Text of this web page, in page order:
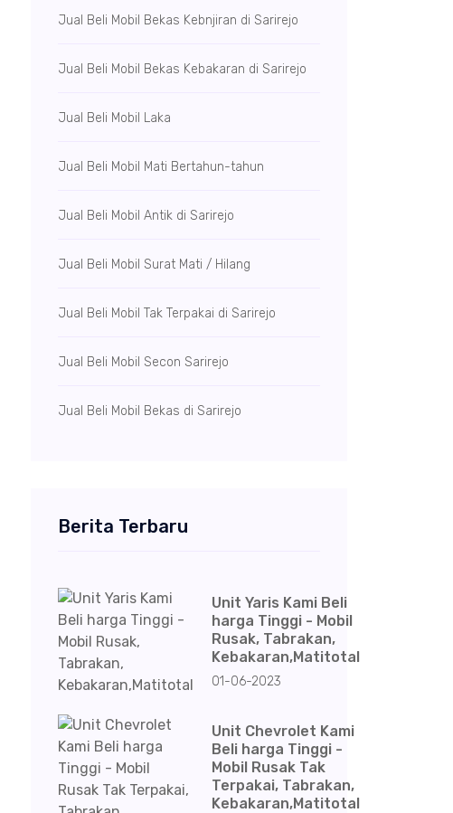
Jual Beli Mobil Bekas Kebnjiran di Sarirejo
Jual Beli Mobil Bekas Kebakaran di Sarirejo
Jual Beli Mobil Laka
Jual Beli Mobil Mati Bertahun-tahun
Jual Beli Mobil Antik di Sarirejo
Jual Beli Mobil Surat Mati / Hilang
Jual Beli Mobil Tak Terpakai di Sarirejo
Jual Beli Mobil Secon Sarirejo
Jual Beli Mobil Bekas di Sarirejo
Berita Terbaru
Unit Yaris Kami Beli
harga Tinggi - Mobil
Rusak, Tabrakan,
Kebakaran,Matitotal
01-06-2023
Unit Chevrolet Kami
Beli harga Tinggi -
Mobil Rusak Tak
Terpakai, Tabrakan,
Kebakaran,Matitotal